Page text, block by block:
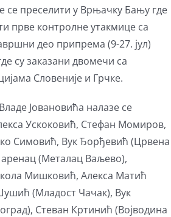
се преселити у Врњачку Бању где
прве контролне утакмице са
део припрема (9-27. јул)
су заказани двомечи са
Словеније и Грчке.
Јовановића налазе се
Ускоковић, Стефан Момиров,
Симовић, Вук Ђорђевић (Црвена
(Металац Ваљево),
Мишковић, Алекса Матић
(Младост Чачак), Вук
Стеван Кртинић (Војводина